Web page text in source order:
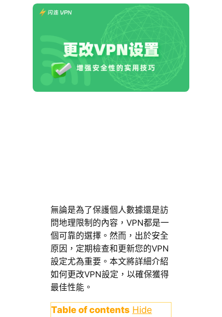
無論是為了保護個人數據還是訪
問地理限制的內容，VPN都是一
個可靠的選擇。然而，出於安全
原因，定期檢查和更新您的VPN
設定尤為重要。本文將詳細介紹
如何更改VPN設定，以確保獲得
最佳性能。
Table of contents Hide